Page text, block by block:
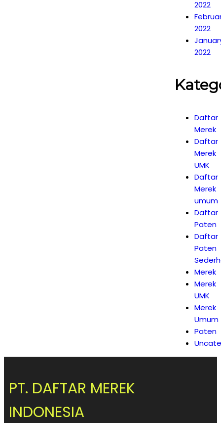
2022
2022
2022
Daftar
Merek
Daftar
Merek
UMK
Daftar
Merek
umum
Daftar
Paten
Daftar
Paten
Merek
Merek
UMK
Merek
Umum
Paten
PT. DAFTAR MEREK
INDONESIA